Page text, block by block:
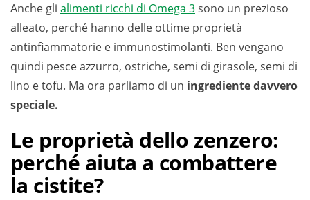
Anche gli alimenti ricchi di Omega 3sono un prezioso
alleato, perché hanno delle ottime proprietà
antinfiammatorie e immunostimolanti. Ben vengano
quindi pesce azzurro, ostriche, semi di girasole, semi di
lino e tofu. Ma ora parliamo di un ingrediente davvero
speciale.
Le proprietà dello zenzero:
perché aiuta a combattere
la cistite?